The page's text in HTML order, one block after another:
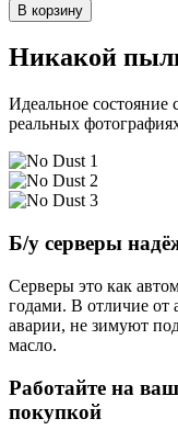
В корзину
Никакой
Идеальное состояние
реальных
Б/у серверы
Серверы это как
годами. В отличие от
аварии, не зимуют
масло.
Работайте на
покупкой